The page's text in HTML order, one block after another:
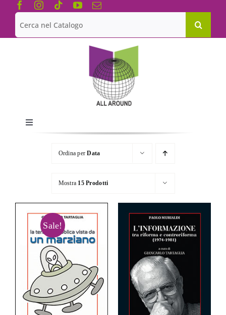
Salta
contenuto
Cerca
per:
Toggle
Navigation
Chi siamo
Le Collane
Catalogo
Ordina perData
Mostra 15 Prodotti
Sale!